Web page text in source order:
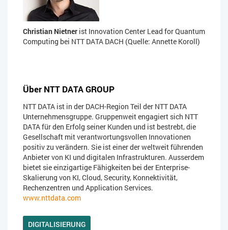
Christian Nietner ist Innovation Center Lead for Quantum
Computing bei NTT DATA DACH (Quelle: Annette Koroll)
Über NTT DATA GROUP​
NTT DATA ist in der DACH-Region Teil der NTT DATA
Unternehmensgruppe. Gruppenweit engagiert sich NTT
DATA für den Erfolg seiner Kunden und ist bestrebt, die
Gesellschaft mit verantwortungsvollen Innovationen
positiv zu verändern. Sie ist einer der weltweit führenden
Anbieter von KI und digitalen Infrastrukturen. Ausserdem
bietet sie einzigartige Fähigkeiten bei der Enterprise-
Skalierung von KI, Cloud, Security, Konnektivität,
Rechenzentren und Application Services.
www.nttdata.com
DIGITALISIERUNG